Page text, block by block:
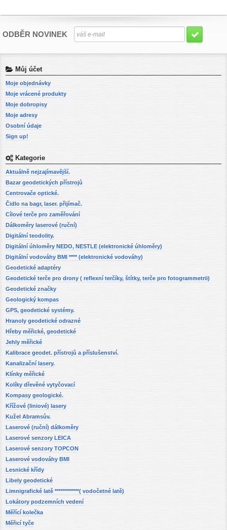
ODBĚR NOVINEK
Můj účet
Moje objednávky
Moje vrácené produkty
Moje dobropisy
Moje adresy
Osobní údaje
Sign up!
Kategorie
Aktuálně nejzajímavější.
Bazar geodetických přístrojů
Centrovače optické.
Čidlo na bagr, laser. přijímač.
Cílové terče pro zaměřování
Dálkoměry laserové (ruční)
Digitální teodolity.
Digitální úhloměry NEDO, NESTLE (elektronické úhloměry)
Digitální vodováhy BMI **** (elektronické vodováhy)
Geodetické adaptéry
Geodetické terče pro drony ( reflexní terčíky, štítky, terče pro fotogrammetrii)
Geodetické značky
Geologický kompas
GPS, geodetické systémy.
Hranoly geodetické odrazné
Hřeby měřické, geodetické
Jehly měřické
Kalibrace geodet. přístrojů a příslušenství.
Kanalizační lasery.
Klínky měřické
Kolíky dřevěné vytyčovací
Kompasy geologické.
Křížové (liniové) lasery
Kužel Abramsův.
Laserové (ruční) dálkoměry
Laserové senzory LEICA
Laserové senzory TOPCON
Laserové vodováhy BMI
Lesnické křídy
Libely geodetické
Limnigrafické latě ************( vodočetné latě)
Lokátory podzemních vedení
Měřící kolečka
Měřicí tyče